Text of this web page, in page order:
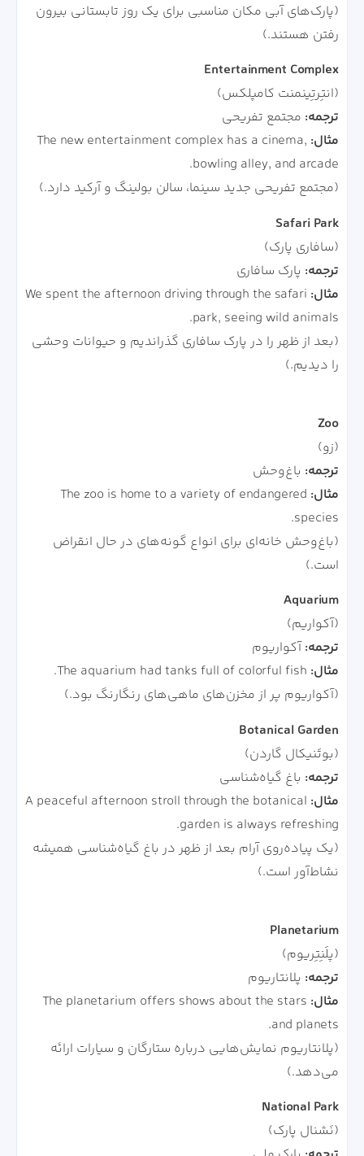
(پارک‌های آبی مکان مناسبی برای یک روز تابستانی بیرون
رفتن هستند.)
Entertainment Complex
(انتِرتِینمنت کامپلکس)
ترجمه: مجتمع تفریحی
مثال: The new entertainment complex has a cinema,
bowling alley, and arcade.
(مجتمع تفریحی جدید سینما، سالن بولینگ و آرکید دارد.)
Safari Park
(سافاری پارک)
ترجمه: پارک سافاری
مثال: We spent the afternoon driving through the safari
park, seeing wild animals.
(بعد از ظهر را در پارک سافاری گذراندیم و حیوانات وحشی
را دیدیم.)
Zoo
(زو)
ترجمه: باغ‌وحش
مثال: The zoo is home to a variety of endangered
species.
(باغ‌وحش خانه‌ای برای انواع گونه‌های در حال انقراض
است.)
Aquarium
(آکواریم)
ترجمه:آکواریوم
مثال:
(آکواریوم پر از مخزن‌های ماهی‌های رنگارنگ بود.)
Botanical Garden
(بوتَنیکال گاردن)
ترجمه: باغ گیاه‌شناسی
مثال: A peaceful afternoon stroll through the botanical
garden is always refreshing.
(یک پیاده‌روی آرام بعد از ظهر در باغ گیاه‌شناسی همیشه
نشاط‌آور است.)
Planetarium
(پلَنِتِریوم)
ترجمه: پلانتاریوم
مثال: The planetarium offers shows about the stars
and planets.
(پلانتاریوم نمایش‌هایی درباره ستارگان و سیارات ارائه
می‌دهد.)
National Park
(نَشنال پارک)